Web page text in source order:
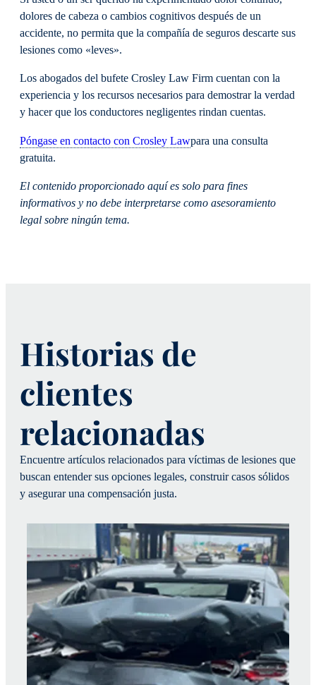
dolores de cabeza o cambios cognitivos después de un
accidente, no permita que la compañía de seguros descarte sus
lesiones como «leves».
Los abogados del bufete Crosley Law Firm cuentan con la
experiencia y los recursos necesarios para demostrar la verdad
y hacer que los conductores negligentes rindan cuentas.
Póngase en contacto con Crosley Lawpara una consulta
gratuita.
El contenido proporcionado aquí es solo para fines
informativos y no debe interpretarse como asesoramiento
legal sobre ningún tema.
Historias de
clientes
relacionadas
Encuentre artículos relacionados para víctimas de lesiones que
buscan entender sus opciones legales, construir casos sólidos
y asegurar una compensación justa.